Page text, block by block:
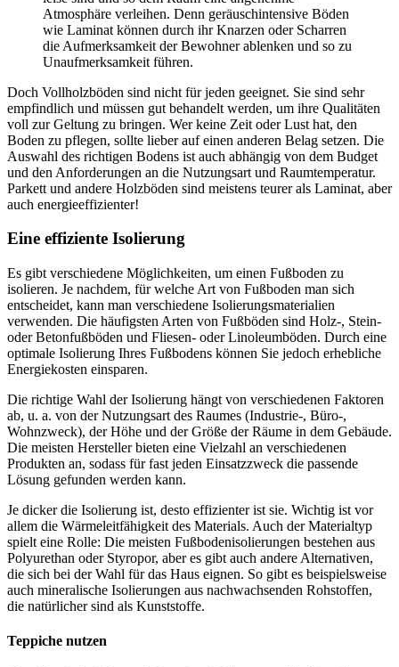
Atmosphäre verleihen. Denn geräuschintensive Böden
wie Laminat können durch ihr Knarzen oder Scharren
die Aufmerksamkeit der Bewohner ablenken und so zu
Unaufmerksamkeit führen.
Doch Vollholzböden sind nicht für jeden geeignet. Sie sind sehr
empfindlich und müssen gut behandelt werden, um ihre Qualitäten
voll zur Geltung zu bringen. Wer keine Zeit oder Lust hat, den
Boden zu pflegen, sollte lieber auf einen anderen Belag setzen. Die
Auswahl des richtigen Bodens ist auch abhängig von dem Budget
und den Anforderungen an die Nutzungsart und Raumtemperatur.
Parkett und andere Holzböden sind meistens teurer als Laminat, aber
auch energieeffizienter!
Eine effiziente Isolierung
Es gibt verschiedene Möglichkeiten, um einen Fußboden zu
isolieren. Je nachdem, für welche Art von Fußboden man sich
entscheidet, kann man verschiedene Isolierungsmaterialien
verwenden. Die häufigsten Arten von Fußböden sind Holz-, Stein-
oder Betonfußböden und Fliesen- oder Linoleumböden. Durch eine
optimale Isolierung Ihres Fußbodens können Sie jedoch erhebliche
Energiekosten einsparen.
Die richtige Wahl der Isolierung hängt von verschiedenen Faktoren
ab, u. a. von der Nutzungsart des Raumes (Industrie-, Büro-,
Wohnzweck), der Höhe und der Größe der Räume in dem Gebäude.
Die meisten Hersteller bieten eine Vielzahl an verschiedenen
Produkten an, sodass für fast jeden Einsatzzweck die passende
Lösung gefunden werden kann.
Je dicker die Isolierung ist, desto effizienter ist sie. Wichtig ist vor
allem die Wärmeleitfähigkeit des Materials. Auch der Materialtyp
spielt eine Rolle: Die meisten Fußbodenisolierungen bestehen aus
Polyurethan oder Styropor, aber es gibt auch andere Alternativen,
die sich bei der Wahl für das Haus eignen. So gibt es beispielsweise
auch mineralische Isolierungen aus nachwachsenden Rohstoffen,
die natürlicher sind als Kunststoffe.
Teppiche nutzen